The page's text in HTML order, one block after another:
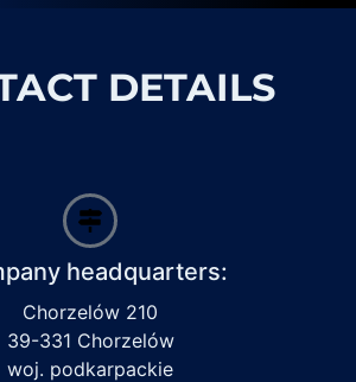
DETAILS
headquarters:
Chorzelów 210
39-331 Chorzelów
woj. podkarpackie